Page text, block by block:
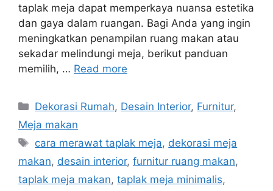
taplak meja dapat memperkaya nuansa estetika
dan gaya dalam ruangan. Bagi Anda yang ingin
meningkatkan penampilan ruang makan atau
sekadar melindungi meja, berikut panduan
memilih, … Read more
Categories
Dekorasi Rumah, Desain Interior, Furnitur,
Meja makan
Tags
cara merawat taplak meja, dekorasi meja
makan, desain interior, furnitur ruang makan,
taplak meja makan, taplak meja minimalis,